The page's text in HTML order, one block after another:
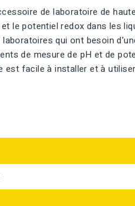
de laboratoire de
le potentiel redox dans les
qui ont besoin
de mesure de pH et de
est facile à installer et à